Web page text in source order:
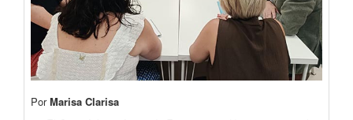
PorMarisa Clarisa